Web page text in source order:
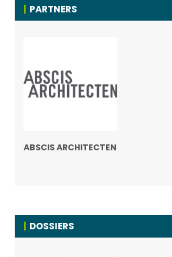
PARTNERS
ABSCIS ARCHITECTEN
DOSSIERS